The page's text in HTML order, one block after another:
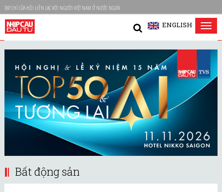
TẠP CHÍ CỦA HỘI LIÊN LẠC VỚI NGƯỜI VIỆT NAM Ở NƯỚC NGOÀI
ENGLISH
Bất động sản